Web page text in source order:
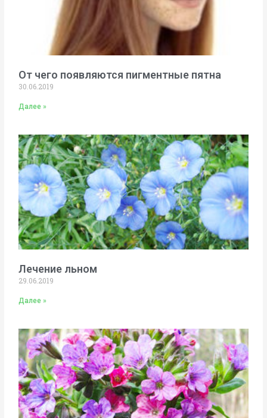
От чего появляются пигментные пятна
30.06.2019
Далее »
Лечение льном
29.06.2019
Далее »